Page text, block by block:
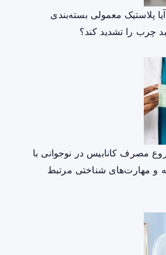
پلاستیک معمولی بسته‌بندی
چرب را تشدید کند؟
مصرف کانابیس در نوجوانی با
و مهارت‌های شناختی مرتبط